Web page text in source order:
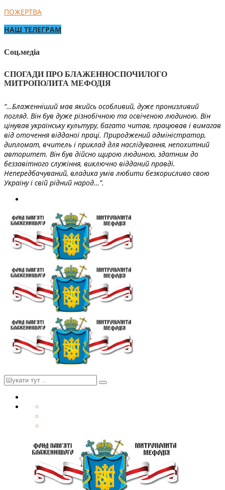
ПОЖЕРТВА
НАШ ТЕЛЕГРАМ
Соц.медіа
СПОГАДИ ПРО БЛАЖЕННОСПОЧИЛОГО
МИТРОПОЛИТА МЕФОДІЯ
“…Блаженніший мав якийсь особливий, дуже пронизливий
погляд. Він був дуже різнобічною та освіченою людиною. Він
цінував українську культуру, багато читав, працював і вимагав
від оточення відданої праці. Природжений адміністратор,
дипломат, вчитель і приклад для наслідування, непохитний
авторитет. Він був дійсно щирою людиною, здатним до
беззавітного служіння, виключно відданий правді.
Непередбачуваний, владика умів любити безкорисливо свою
Україну і свій рідний народ…”.